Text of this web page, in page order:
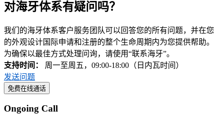
对海牙体系有疑问吗？
我们的海牙体系客户服务团队可以回答您的所有问题，并在您
的外观设计国际申请和注册的整个生命周期内为您提供帮助。
为确保以最佳方式处理问询，请使用“联系海牙”。
支持时间：
周一至周五，09:00-18:00（日内瓦时间）
发送问题
免费在线通话
Ongoing Call